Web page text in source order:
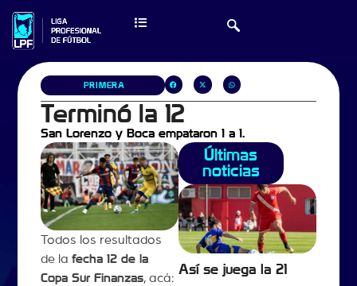
PRIMERA
Terminó la 12
San Lorenzo y Boca empataron 1 a 1.
Todos los resultados
de la fecha 12 de la
Copa Sur Finanzas, acá:
Últimas
noticias
Así se juega la 21